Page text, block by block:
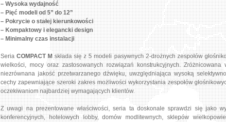
– Wysoka wydajność
– Pięć modeli od 5” do 12”
– Pokrycie o stałej kierunkowości
– Kompaktowy i elegancki design
– Minimalny czas instalacji
SeriaCOMPACT M składa się z 5 modeli pasywnych 2-drożnych zespołów
wielkości, mocy oraz zastosowanych rozwiązań konstrukcyjnych.
niezrównana jakość przetwarzanego dźwięku, uwzględniająca wysoką
cechy zapewniające szeroki zakres możliwości wykorzystania zespołów
oczekiwaniom najbardziej wymagających klientów.
Z uwagi na prezentowane właściwości, seria ta doskonale sprawdzi się jako
konferencyjnych, hotelowych lobby, domów modlitewnych, sklepów